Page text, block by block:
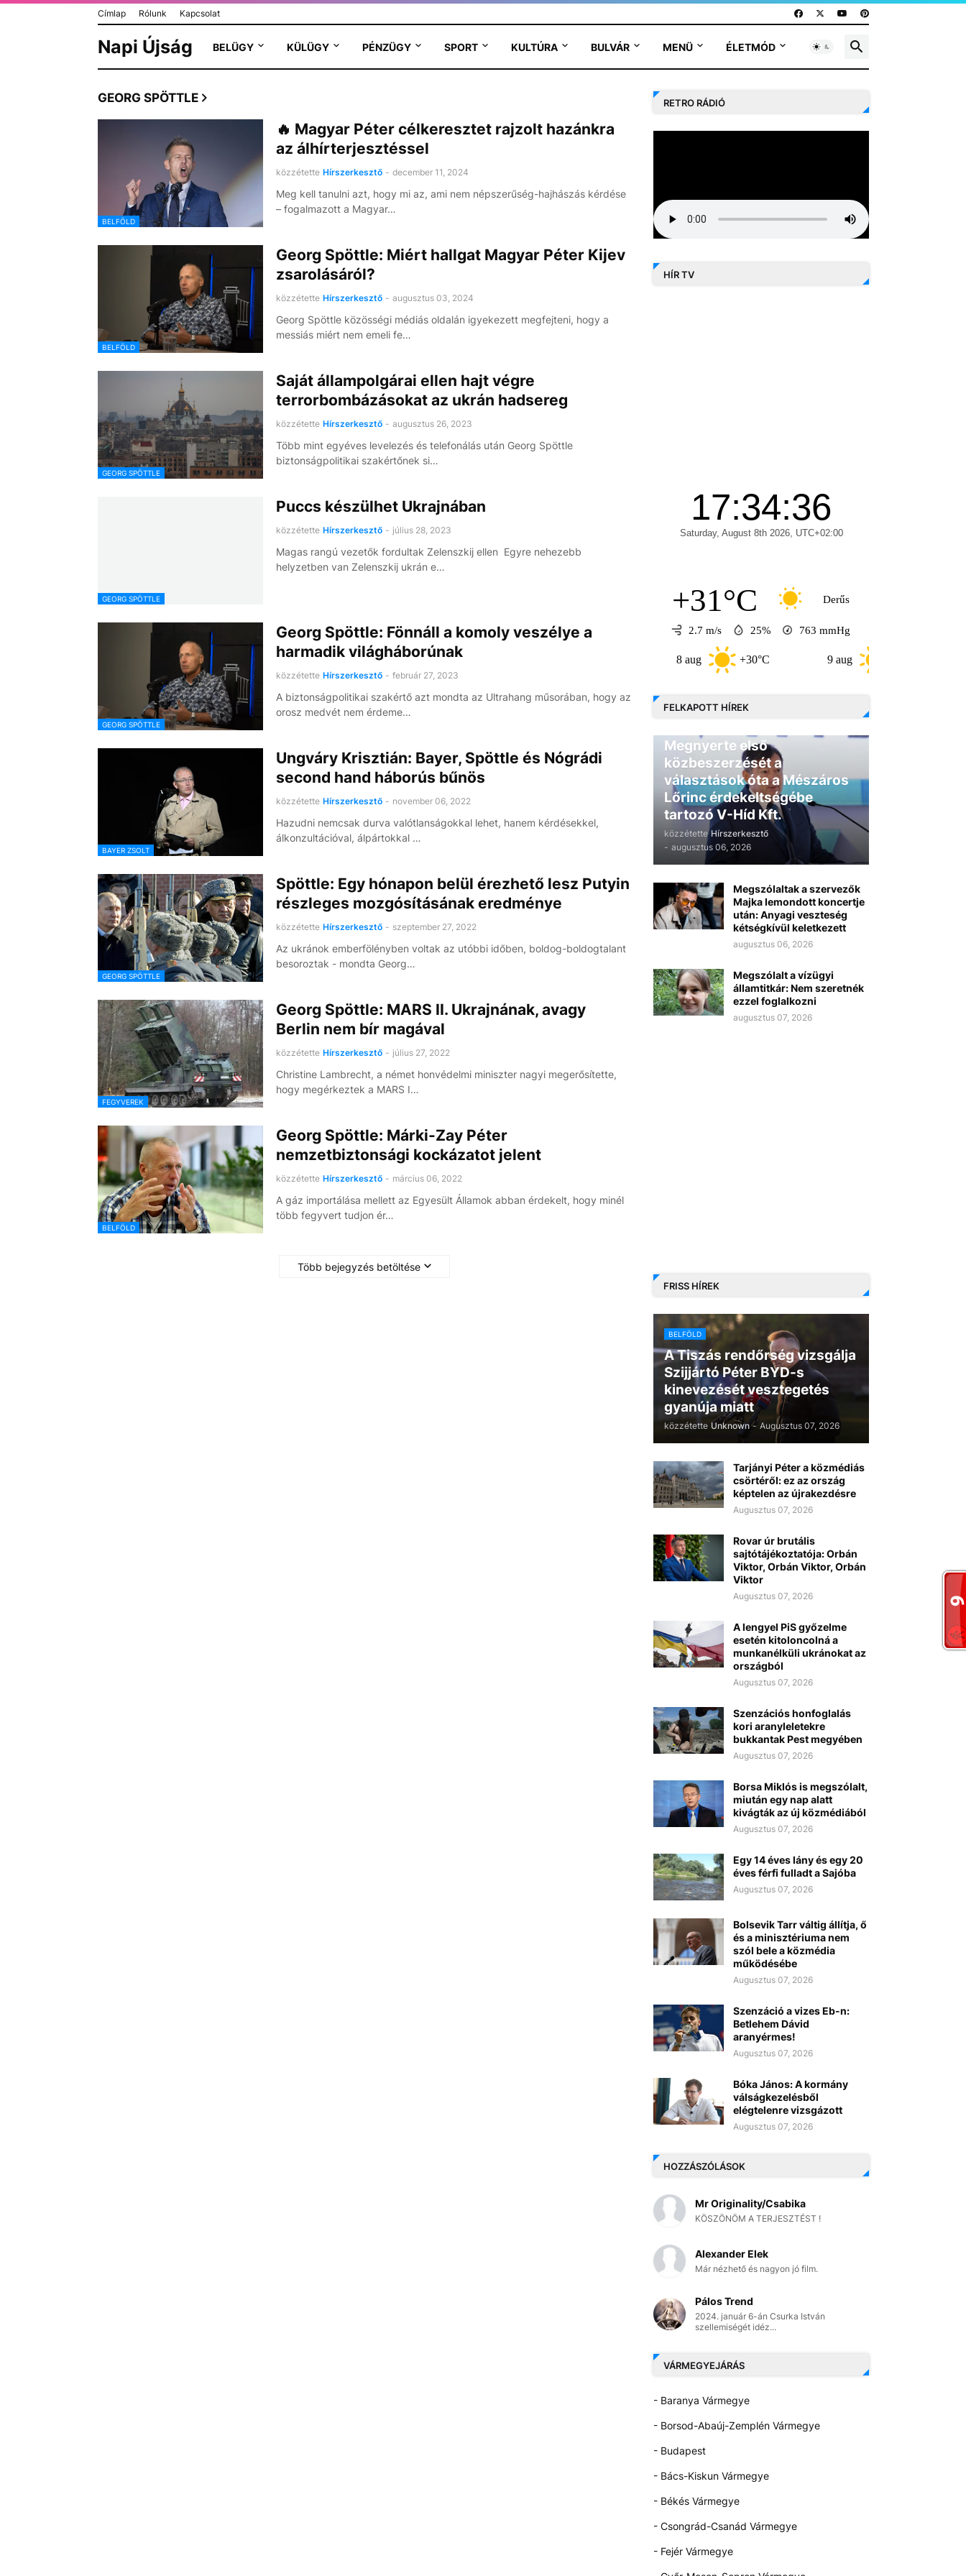
Címlap Rólunk Kapcsolat
Napi Újság BELÜGY KÜLÜGY PÉNZÜGY SPORT KULTÚRA BULVÁR MENÜ ÉLETMÓD
GEORG SPÖTTLE
BELFÖLD
🔥 Magyar Péter célkeresztet rajzolt hazánkra
az álhírterjesztéssel
közzétette Hírszerkesztő - december 11, 2024
Meg kell tanulni azt, hogy mi az, ami nem népszerűség-hajhászás kérdése
– fogalmazott a Magyar…
BELFÖLD
Georg Spöttle: Miért hallgat Magyar Péter Kijev
zsarolásáról?
közzétette Hírszerkesztő - augusztus 03, 2024
Georg Spöttle közösségi médiás oldalán igyekezett megfejteni, hogy a
messiás miért nem emeli fe…
GEORG SPÖTTLE
Saját állampolgárai ellen hajt végre
terrorbombázásokat az ukrán hadsereg
közzétette Hírszerkesztő - augusztus 26, 2023
Több mint egyéves levelezés és telefonálás után Georg Spöttle
biztonságpolitikai szakértőnek si…
GEORG SPÖTTLE
Puccs készülhet Ukrajnában
közzétette Hírszerkesztő - július 28, 2023
Magas rangú vezetők fordultak Zelenszkij ellen Egyre nehezebb
helyzetben van Zelenszkij ukrán e…
GEORG SPÖTTLE
Georg Spöttle: Fönnáll a komoly veszélye a
harmadik világháborúnak
közzétette Hírszerkesztő - február 27, 2023
A biztonságpolitikai szakértő azt mondta az Ultrahang műsorában, hogy az
orosz medvét nem érdeme…
BAYER ZSOLT
Ungváry Krisztián: Bayer, Spöttle és Nógrádi
second hand háborús bűnös
közzétette Hírszerkesztő - november 06, 2022
Hazudni nemcsak durva valótlanságokkal lehet, hanem kérdésekkel,
álkonzultációval, álpártokkal …
GEORG SPÖTTLE
Spöttle: Egy hónapon belül érezhető lesz Putyin
részleges mozgósításának eredménye
közzétette Hírszerkesztő - szeptember 27, 2022
Az ukránok emberfölényben voltak az utóbbi időben, boldog-boldogtalant
besoroztak - mondta Georg…
FEGYVEREK
Georg Spöttle: MARS II. Ukrajnának, avagy
Berlin nem bír magával
közzétette Hírszerkesztő - július 27, 2022
Christine Lambrecht, a német honvédelmi miniszter nagyi megerősítette,
hogy megérkeztek a MARS I…
BELFÖLD
Georg Spöttle: Márki-Zay Péter
nemzetbiztonsági kockázatot jelent
közzétette Hírszerkesztő - március 06, 2022
A gáz importálása mellett az Egyesült Államok abban érdekelt, hogy minél
több fegyvert tudjon ér…
Több bejegyzés betöltése
RETRO RÁDIÓ
HÍR TV
+31°C Derűs
2.7 m/s 25% 763 mmHg
+30°C +30°C
FELKAPOTT HÍREK
Megnyerte első
közbeszerzését a
választások óta a Mészáros
Lőrinc érdekeltségébe
tartozó V-Híd Kft.
közzétette Hírszerkesztő
- augusztus 06, 2026
Megszólaltak a szervezők
Majka lemondott koncertje
után: Anyagi veszteség
kétségkívül keletkezett
augusztus 06, 2026
Megszólalt a vízügyi
államtitkár: Nem szeretnék
ezzel foglalkozni
augusztus 07, 2026
FRISS HÍREK
BELFÖLD
A Tiszás rendőrség vizsgálja
Szijjártó Péter BYD-s
kinevezését vesztegetés
gyanúja miatt
közzétette Unknown - Augusztus 07, 2026
Tarjányi Péter a közmédiás
csörtéről: ez az ország
képtelen az újrakezdésre
Augusztus 07, 2026
Rovar úr brutális
sajtótájékoztatója: Orbán
Viktor, Orbán Viktor, Orbán
Viktor
Augusztus 07, 2026
A lengyel PiS győzelme
esetén kitoloncolná a
munkanélküli ukránokat az
országból
Augusztus 07, 2026
Szenzációs honfoglalás
kori aranyleletekre
bukkantak Pest megyében
Augusztus 07, 2026
Borsa Miklós is megszólalt,
miután egy nap alatt
kivágták az új közmédiából
Augusztus 07, 2026
Egy 14 éves lány és egy 20
éves férfi fulladt a Sajóba
Augusztus 07, 2026
Bolsevik Tarr váltig állítja, ő
és a minisztériuma nem
szól bele a közmédia
működésébe
Augusztus 07, 2026
Szenzáció a vizes Eb-n:
Betlehem Dávid
aranyérmes!
Augusztus 07, 2026
Bóka János: A kormány
válságkezelésből
elégtelenre vizsgázott
Augusztus 07, 2026
HOZZÁSZÓLÁSOK
Mr Originality/Csabika
KÖSZÖNÖM A TERJESZTÉST !
Alexander Elek
Már nézhető és nagyon jó film.
Pálos Trend
2024. január 6-án Csurka István
szellemiségét idéz...
VÁRMEGYEJÁRÁS
- Baranya Vármegye
- Borsod-Abaúj-Zemplén Vármegye
- Budapest
- Bács-Kiskun Vármegye
- Békés Vármegye
- Csongrád-Csanád Vármegye
- Fejér Vármegye